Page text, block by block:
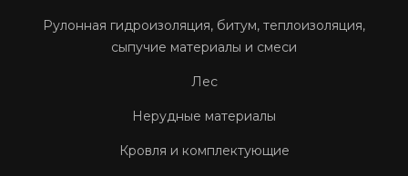
Рулонная гидроизоляция, битум, теплоизоляция,
сыпучие материалы и смеси
Лес
Нерудные материалы
Кровля и комплектующие